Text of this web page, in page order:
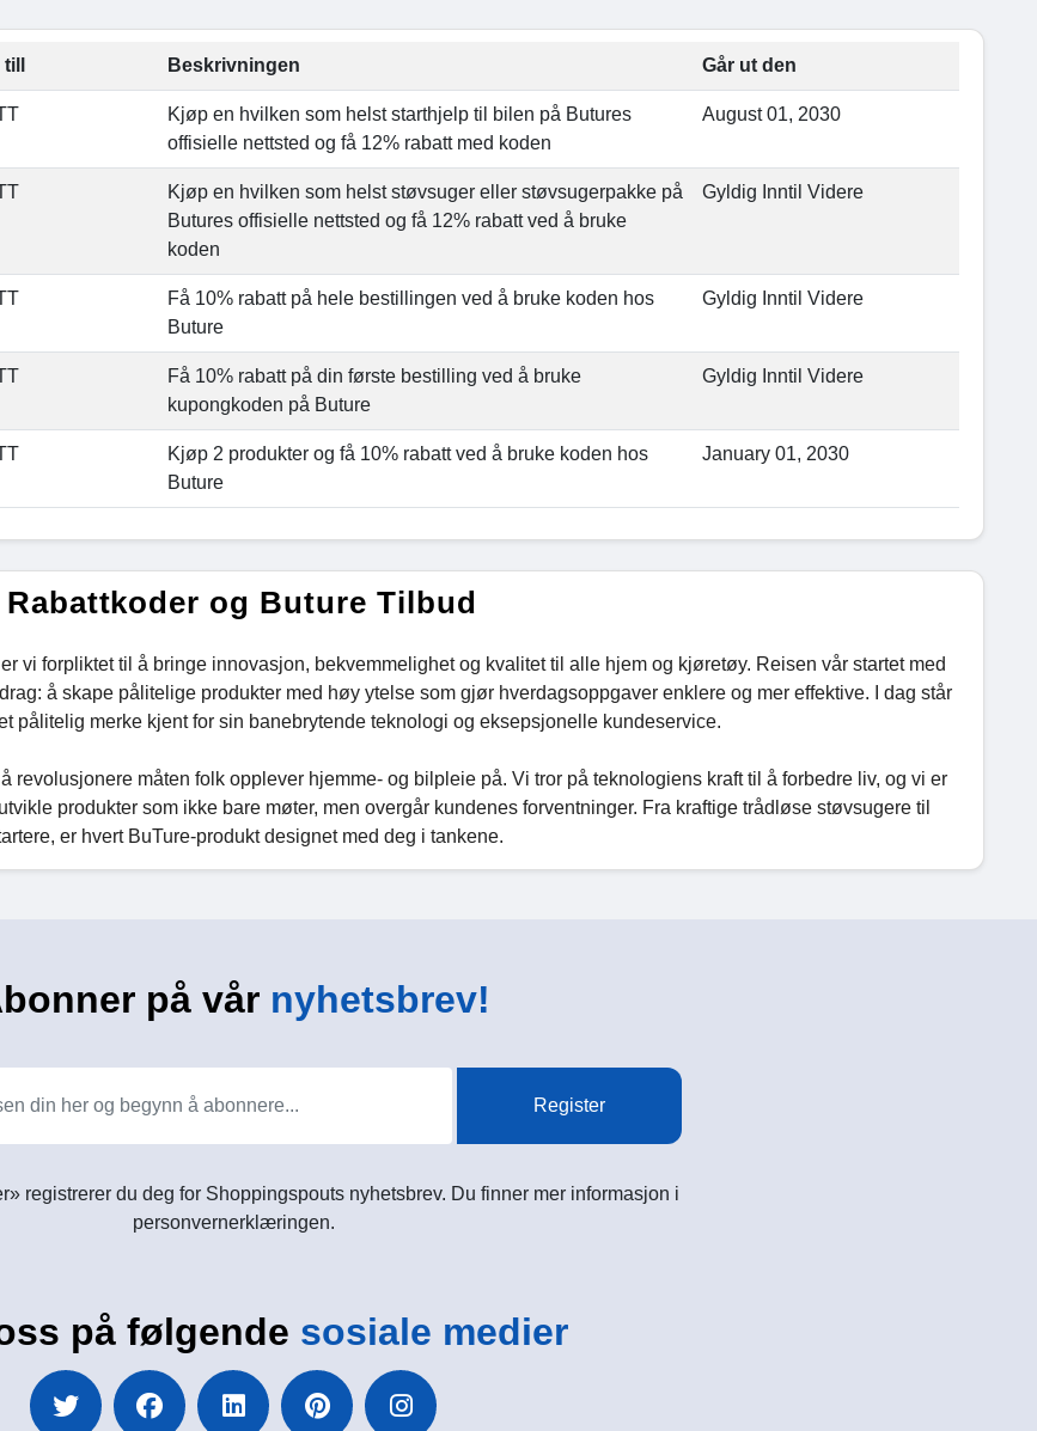
Beskrivningen Går ut den
Kjøp en hvilken som helst starthjelp til bilen på Butures
offisielle nettsted og få 12% rabatt med koden
August 01, 2030
Kjøp en hvilken som helst støvsuger eller støvsugerpakke på
Butures offisielle nettsted og få 12% rabatt ved å bruke
koden
Gyldig Inntil Videre
Få 10% rabatt på hele bestillingen ved å bruke koden hos
Buture
Gyldig Inntil Videre
Få 10% rabatt på din første bestilling ved å bruke
kupongkoden på Buture
Gyldig Inntil Videre
Kjøp 2 produkter og få 10% rabatt ved å bruke koden hos
Buture
January 01, 2030
og Buture Tilbud
er vi forpliktet til å bringe innovasjon, bekvemmelighet og kvalitet til alle hjem og kjøretøy. Reisen vår startet med
å skape pålitelige produkter med høy ytelse som gjør hverdagsoppgaver enklere og mer effektive. I dag står
pålitelig merke kjent for sin banebrytende teknologi og eksepsjonelle kundeservice.
revolusjonere måten folk opplever hjemme- og bilpleie på. Vi tror på teknologiens kraft til å forbedre liv, og vi er
produkter som ikke bare møter, men overgår kundenes forventninger. Fra kraftige trådløse støvsugere til
er hvert BuTure-produkt designet med deg i tankene.
på vår nyhetsbrev!
Register
registrerer du deg for Shoppingspouts nyhetsbrev. Du finner mer informasjon i
personvernerklæringen.
på følgende sosiale medier